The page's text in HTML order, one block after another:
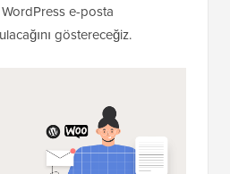
e-posta
göstereceğiz.